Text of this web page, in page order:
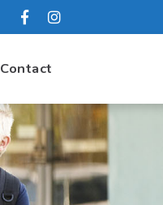
Contact